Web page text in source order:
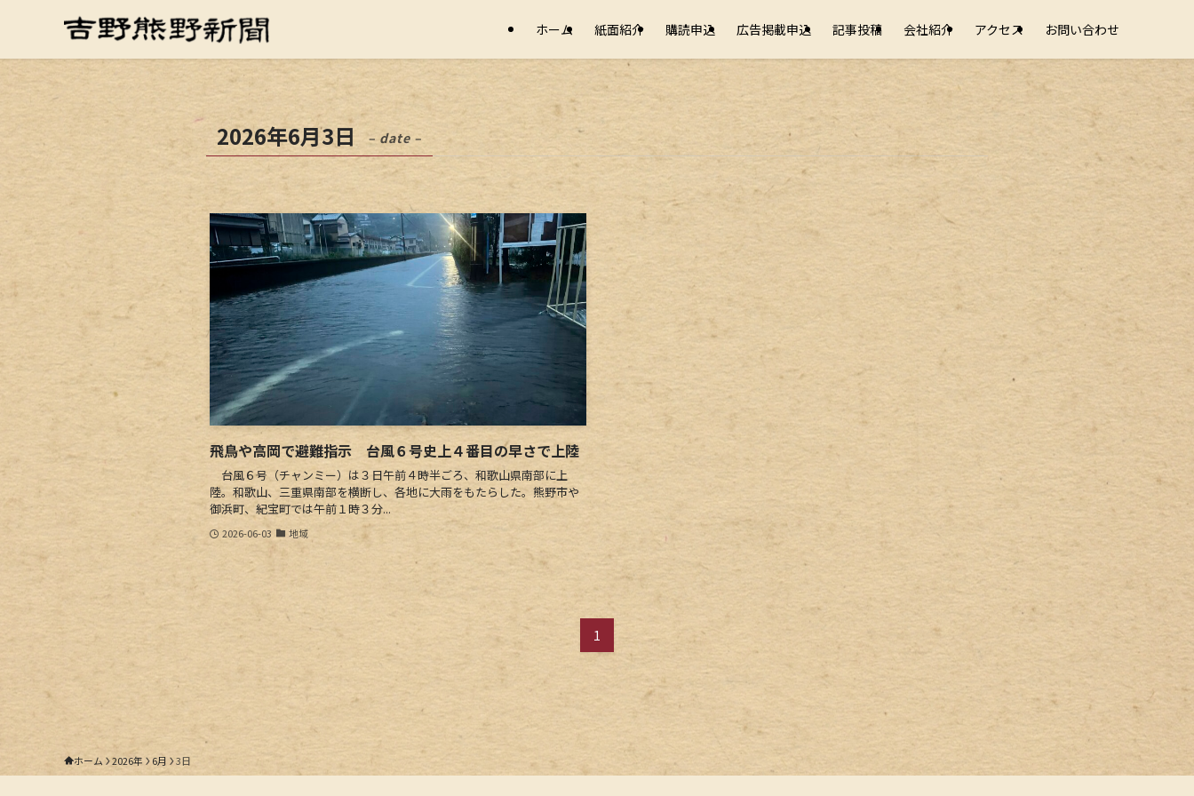
ホーム 紙面紹介 購読申込 広告掲載申込 記事投稿 会社紹介 アクセス お問い合わせ
2026年6月3日 – date –
飛鳥や高岡で避難指示 台風６号史上４番目の早さで上陸
台風６号（チャンミー）は３日午前４時半ごろ、和歌山県南部に上
陸。和歌山、三重県南部を横断し、各地に大雨をもたらした。熊野市や
御浜町、紀宝町では午前１時３分...
2026-06-03 地域
1
ホーム 2026年 6月 3日